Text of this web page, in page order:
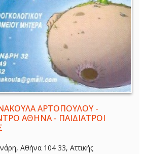
ΑΡΤΟΠΟΥΛΟΥ -
ΑΘΗΝΑ - ΠΑΙΔΙΑΤΡΟΙ
Αθήνα 104 33, Αττικής